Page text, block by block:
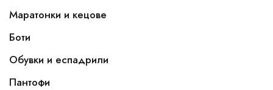
Маратонки и кецове
Боти
Обувки и еспадрили
Пантофи